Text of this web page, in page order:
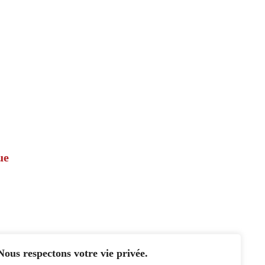
respectons votre vie privée.